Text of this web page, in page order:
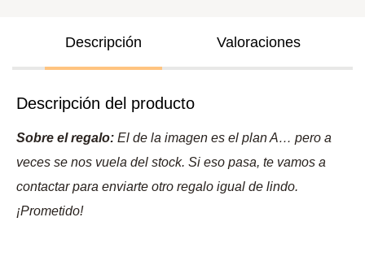
Descripción Valoraciones
Descripción del producto
Sobre el regalo: El de la imagen es el plan A… pero a
veces se nos vuela del stock. Si eso pasa, te vamos a
contactar para enviarte otro regalo igual de lindo.
¡Prometido!